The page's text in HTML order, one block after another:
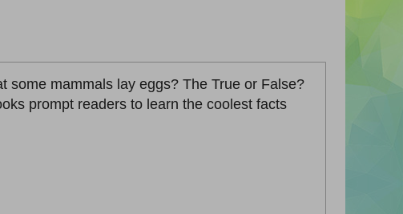
some mammals lay eggs? The True or False?
prompt readers to learn the coolest facts